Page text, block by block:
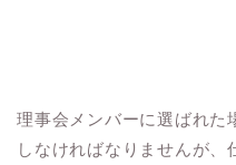
理事会メンバーに選ばれた
しなければなりませんが